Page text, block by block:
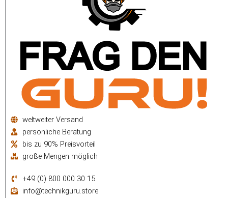
weltweiter Versand
persönliche Beratung
bis zu 90% Preisvorteil
große Mengen möglich
+49 (0) 800 000 30 15
info@technikguru.store